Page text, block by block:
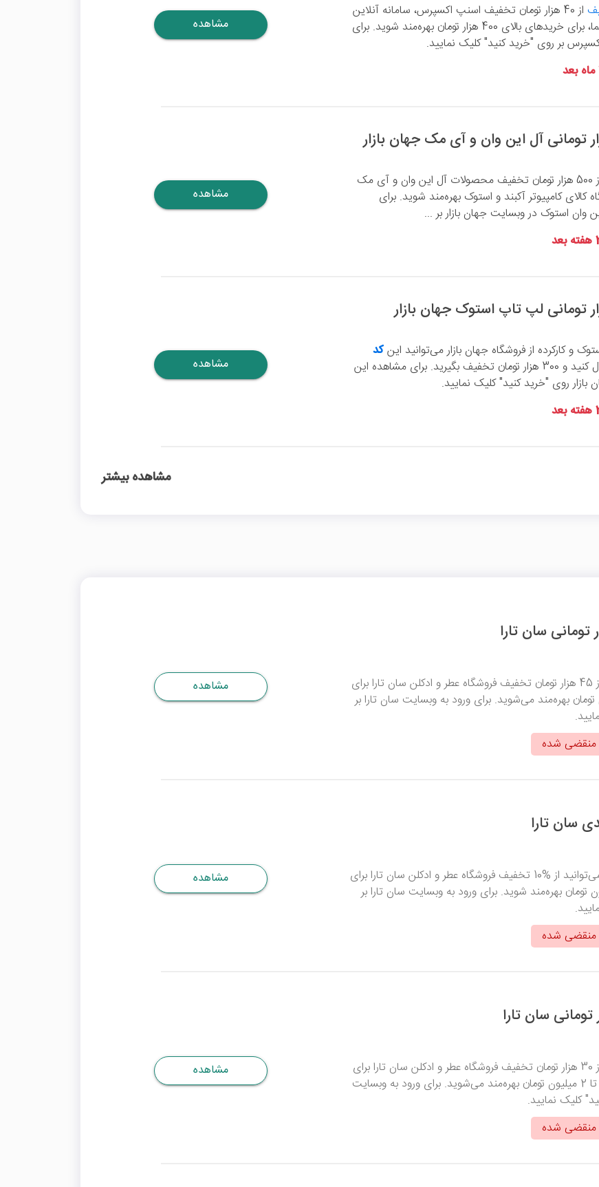
از 40 هزار تومان تخفیف اسنپ اکسپرس، سامانه آنلاین
سوپرمارکت‌های اطراف شما، برای خریدهای بالای 400 هزار تومان بهره‌مند شوید. برای
بر روی "خرید کنید" کلیک نمایید.
مشاهده
با وارد کردن کد تخفیف از 500 هزار تومان تخفیف محصولات آل این وان و آی مک
کالای کامپیوتر آکبند و استوک بهره‌مند شوید. برای
استوک در وبسایت جهان بازار بر ...
مشاهده
و کارکرده از فروشگاه جهان بازار می‌توانید اینکد
را اعمال کنید و 300 هزار تومان تخفیف بگیرید. برای مشاهده این
روی "خرید کنید" کلیک نمایید.
مشاهده
مشاهده بیشتر
با وارد کردن کد تخفیف از 45 هزار تومان تخفیف فروشگاه عطر و ادکلن سان تارا برای
2 میلیون تومان بهره‌مند می‌شوید. برای ورود به وبسایت سان تارا بر
منقضی شده
مشاهده
با وارد کردن کد تخفیف می‌توانید از %10 تخفیف فروشگاه عطر و ادکلن سان تارا برای
بالای 1 میلیون تومان بهره‌مند شوید. برای ورود به وبسایت سان تارا بر
منقضی شده
مشاهده
با وارد کردن کد تخفیف از 30 هزار تومان تخفیف فروشگاه عطر و ادکلن سان تارا برای
خریدهای 200 هزار تومان تا 2 میلیون تومان بهره‌مند می‌شوید. برای ورود به وبسایت
کلیک نمایید.
منقضی شده
مشاهده